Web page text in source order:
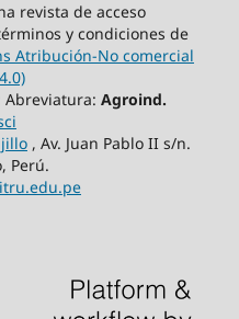
revista de acceso
y condiciones de
Atribución-No comercial
Abreviatura: Agroind.
, Av. Juan Pablo II s/n.
Perú.